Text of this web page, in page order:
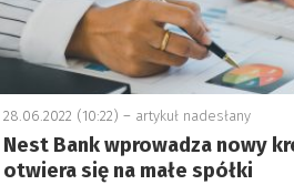
28.06.2022 (10:22) – artykuł nadesłany
Nest Bank wprowadza nowy
otwiera się na małe spółki